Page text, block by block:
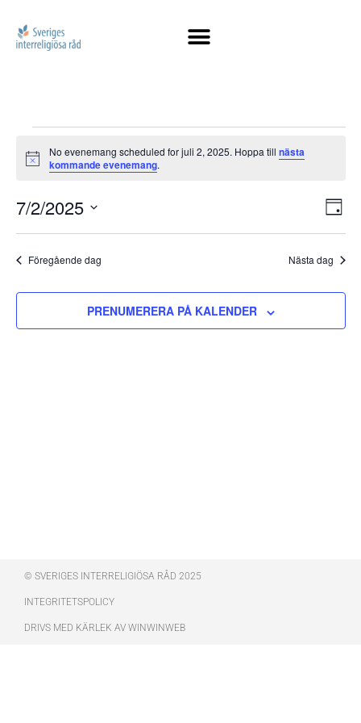
Notis
No evenemang scheduled for juli 2, 2025. Hoppa till nästa
kommande evenemang.
DAG
7/2/2025
datum.
Föregående dag Nästa dag
PRENUMERERA PÅ KALENDER
© SVERIGES INTERRELIGIÖSA RÅD 2025
INTEGRITETSPOLICY
DRIVS MED KÄRLEK AV WINWINWEB